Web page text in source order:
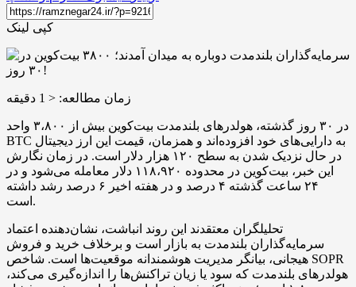
کپی لینک
زمان مطالعه: < 1 دقیقه
در ۳۰ روز گذشته، هولدرهای بلندمدت بیت‌کوین بیش از ۳،۸۰۰ واحد
BTC به دارایی‌های خود افزوده‌اند و همزمان، قیمت این ارز دیجیتال
در حال نزدیک شدن به سطح ۱۲۰ هزار دلار است. در زمان نگارش
این خبر، بیت‌کوین در محدوده ۱۱۸،۹۲۰ دلار معامله می‌شود و در
۲۴ ساعت گذشته ۴ درصد و در هفته اخیر ۶ درصد رشد داشته
است.
تحلیلگران معتقدند این روند انباشت، نشان‌دهنده اعتماد
سرمایه‌گذاران بلندمدت به بازار است و برخلاف خرید و فروش
هیجانی، بیانگر مدیریت هوشمندانه موقعیت‌ها است. شاخص SOPR
هولدرهای بلندمدت که سود یا زیان تراکنش‌ها را اندازه‌گیری می‌کند،